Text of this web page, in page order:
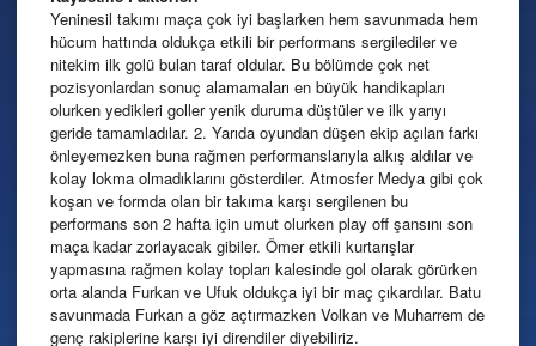
Yeninesil takımı maça çok iyi başlarken hem savunmada hem
hücum hattında oldukça etkili bir performans sergilediler ve
nitekim ilk golü bulan taraf oldular. Bu bölümde çok net
pozisyonlardan sonuç alamamaları en büyük handikapları
olurken yedikleri goller yenik duruma düştüler ve ilk yarıyı
geride tamamladılar. 2. Yarıda oyundan düşen ekip açılan farkı
önleyemezken buna rağmen performanslarıyla alkış aldılar ve
kolay lokma olmadıklarını gösterdiler. Atmosfer Medya gibi çok
koşan ve formda olan bir takıma karşı sergilenen bu
performans son 2 hafta için umut olurken play off şansını son
maça kadar zorlayacak gibiler. Ömer etkili kurtarışlar
yapmasına rağmen kolay topları kalesinde gol olarak görürken
orta alanda Furkan ve Ufuk oldukça iyi bir maç çıkardılar. Batu
savunmada Furkan a göz açtırmazken Volkan ve Muharrem de
genç rakiplerine karşı iyi direndiler diyebiliriz.